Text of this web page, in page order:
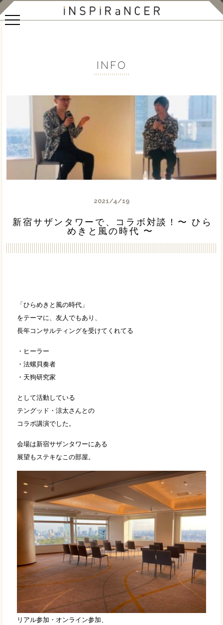
INFO
2021/4/19
新宿サザンタワーで、コラボ対談！〜 ひら
めきと風の時代 〜
「ひらめきと風の時代」
をテーマに、友人でもあり、
長年コンサルティングを受けてくれてる
・ヒーラー
・法螺貝奏者
・天狗研究家
として活動している
テングッド・涼太さんとの
コラボ講演でした。
会場は新宿サザンタワーにある
展望もステキなこの部屋。
リアル参加・オンライン参加、